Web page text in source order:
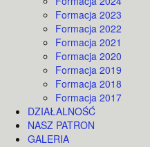
Formacja 2023
Formacja 2022
Formacja 2021
Formacja 2020
Formacja 2019
Formacja 2018
Formacja 2017
DZIAŁALNOŚĆ
NASZ PATRON
GALERIA